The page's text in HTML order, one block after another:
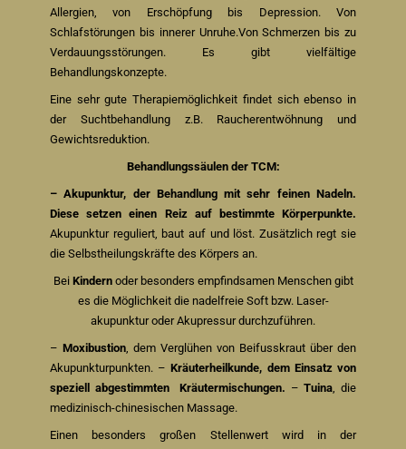
Allergien, von Erschöpfung bis Depression. Von
Schlafstörungen bis innerer Unruhe.Von Schmerzen bis zu
Verdauungsstörungen. Es gibt vielfältige
Behandlungskonzepte.
Eine sehr gute Therapiemöglichkeit findet sich ebenso in
der Suchtbehandlung z.B. Raucherentwöhnung und
Gewichtsreduktion.
Behandlungssäulen der TCM:
– Akupunktur, der Behandlung mit sehr feinen Nadeln.
Diese setzen einen Reiz auf bestimmte Körperpunkte.
Akupunktur reguliert, baut auf und löst. Zusätzlich regt sie
die Selbstheilungskräfte des Körpers an.
BeiKindernoder besonders empfindsamen Menschen gibt
es die Möglichkeit die nadelfreie Soft bzw. Laser-
akupunktur oder Akupressur durchzuführen.
– Moxibustion , dem Verglühen von Beifusskraut über den
Akupunkturpunkten. –Kräuterheilkunde, dem Einsatz von
speziell abgestimmten Kräutermischungen. –Tuina , die
medizinisch-chinesischen Massage.
Einen besonders großen Stellenwert wird in der